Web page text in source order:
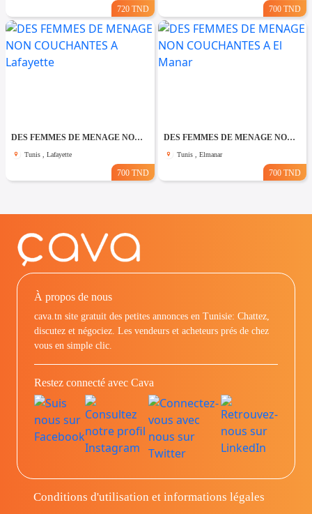
720 TND 700 TND
DES FEMMES DE MENAGE NON COUCHANTES A Lafayette
Tunis , Lafayette
700 TND
DES FEMMES DE MENAGE NON COUCHANTES A El Manar
Tunis , Elmanar
700 TND
À propos de nous
cava.tn site gratuit des petites annonces en Tunisie: Chattez,
discutez et négociez. Les vendeurs et acheteurs prés de chez
vous en simple clic.
Restez connecté avec Cava
Conditions d'utilisation et informations légales